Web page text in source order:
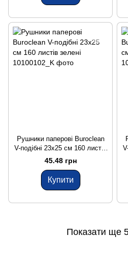
Рушники паперові Buroclean
V-подібні 23x25 см 160 листів
зелені
45.48 грн
Купити
Показати ще